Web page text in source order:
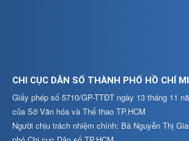
CHI CỤC DÂN SỐ THÀNH PHỐ HỒ CHÍ
Giấy phép số 5710/GP-TTĐT ngày 13 tháng 11
của Sở Văn hóa và Thể thao TP.HCM
Người chịu trách nhiệm chính: Bà Nguyễn Thị